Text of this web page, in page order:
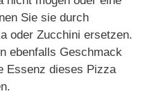
Sie sie durch
oder Zucchini ersetzen.
ebenfalls Geschmack
Essenz dieses Pizza